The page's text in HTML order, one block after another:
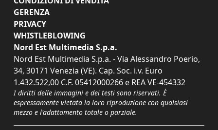
GERENZA
PRIVACY
WHISTLEBLOWING
Nord Est Multimedia S.p.a.
Nord Est Multimedia S.p.a. - Via Alessandro Poerio,
34, 30171 Venezia (VE). Cap. Soc. i.v. Euro
1.432.522,00 C.F. 05412000266 e REA VE-454332
I diritti delle immagini e dei testi sono riservati. È
espressamente vietata la loro riproduzione con qualsiasi
mezzo e l'adattamento totale o parziale.